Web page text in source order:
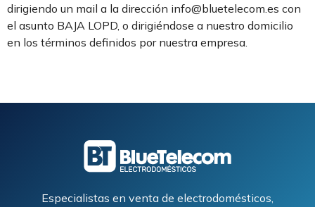
dirigiendo un mail a la dirección info@bluetelecom.es con
el asunto BAJA LOPD, o dirigiéndose a nuestro domicilio
en los términos definidos por nuestra empresa.
Especialistas en venta de electrodomésticos,